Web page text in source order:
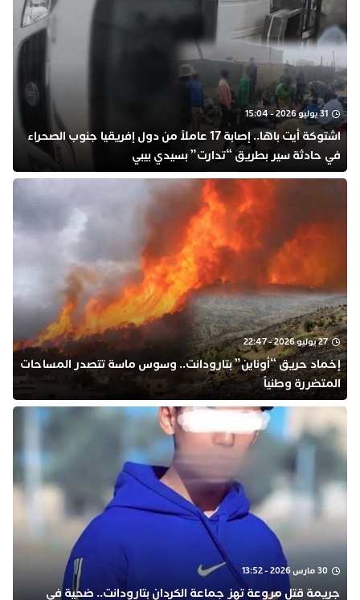
31 يوليو 2026 - 15:04
اشتوكة أيت باها.. إصابة 17 عاملاً من دول إفريقيا جنوب الصحراء
في حادثة سير بطريق “تدارت” بسيدي بيبي
27 يوليو 2026 - 22:47
​إخماد حريق “أوناين” بتارودانت.. وسوس ماسة تتصدر المساحات
المتضررة وطنياً
30 مارس 2026 - 13:52
جريمة قتل مروعة تهز جماعة الكردان بتارودانت.. ضحية في